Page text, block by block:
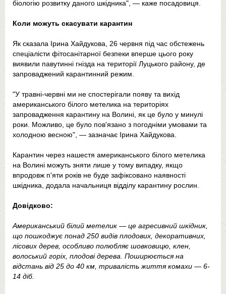
біологію розвитку даного шкідника", — каже посадовиця.
Коли можуть скасувати карантин
Як сказала Ірина Хайдукова, 26 червня під час обстежень
спеціалісти фітосанітарної безпеки вперше цього року
виявили павутинні гнізда на території Луцького району, де
запроваджений карантинний режим.
"У травні-червні ми не спостерігали появу та вихід
американського білого метелика на територіях
запровадження карантину на Волині, як це було у минулі
роки. Можливо, це було пов'язано з погодніми умовами та
холодною весною", — зазначає Ірина Хайдукова.
Карантин через нашестя американського білого метелика
на Волині можуть зняти лише у тому випадку, якщо
впродовж п'яти років не буде зафіксовано наявності
шкідника, додала начальниця відділу карантину рослин.
Довідково:
Американський білий метелик — це агресивний шкідник,
що пошкоджує понад 250 видів плодових, декоративних,
лісових дерев, особливо полюбляє шовковицю, клен,
волоський горіх, плодові дерева. Поширюється на
відстань від 25 до 40 км, тривалість життя комахи — 6-
14 діб.